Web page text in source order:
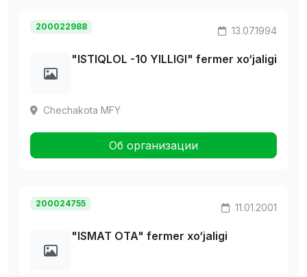
200022988 13.07.1994
"ISTIQLOL -10 YILLIGI" fermer xo‘jaligi
Chechakota MFY
Об организации
200024755 11.01.2001
"ISMAT OTA" fermer xo‘jaligi